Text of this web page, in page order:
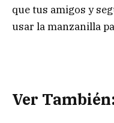
que tus amigos y
usar la manzanilla
Ver También: